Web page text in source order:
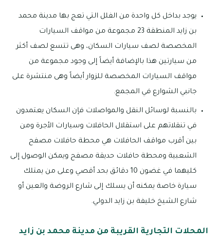
يوجد بداخل كل واحدة من الفلل التي تعج بها مدينة محمد
بن زايد المنطقة 23 مجموعة من مواقف السيارات
المخصصة لصف سيارات السكان، وهى تتسع لصف أكثر
من سيارتين هذا بالإضافة أيضاً إلى وجود مجموعة من
مواقف السيارات المخصصة للزوار أيضاً وهى منتشرة على
جانبي الشوارع في المجمع.
بالنسبة لوسائل النقل والمواصلات فإن السكان يعتمدون
في تنقلاتهم على استقلال الحافلات وسيارات الأجرة ومن
بين أقرب مواقف الحافلات هي محطة حافلات مصفح
الشعبية ومحطة حافلات حديقة مصفح ويمكن الوصول إلى
كليهما في غضون 10 دقائق بحد أقصي وعلى من يمتلك
سيارة خاصة يمكنه أن يسلك إلى شارع الروضة والعين أو
شارع الشيخ خليفة بن زايد الدولي.
المحلات التجارية القريبة من مدينة محمد بن زايد